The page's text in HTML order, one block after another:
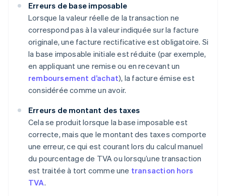
Erreurs de base imposable
Lorsque la valeur réelle de la transaction ne
correspond pas à la valeur indiquée sur la facture
originale, une facture rectificative est obligatoire. Si
la base imposable initiale est réduite (par exemple,
en appliquant une remise ou en recevant un
remboursement d’achat), la facture émise est
considérée comme un avoir.
Erreurs de montant des taxes
Cela se produit lorsque la base imposable est
correcte, mais que le montant des taxes comporte
une erreur, ce qui est courant lors du calcul manuel
du pourcentage de TVA ou lorsqu’une transaction
est traitée à tort comme une transaction hors
TVA.